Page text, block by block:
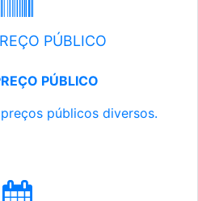
PÚBLICO
PÚBLICO
públicos diversos.